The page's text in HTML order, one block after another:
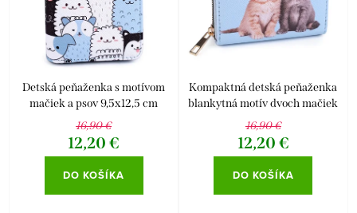
Detská peňaženka s motívom
mačiek a psov 9,5x12,5 cm
16,90 €
12,20 €
DO KOŠÍKA
Kompaktná detská peňaženka
blankytná motív dvoch mačiek
9,5x12,5 cm
16,90 €
12,20 €
DO KOŠÍKA